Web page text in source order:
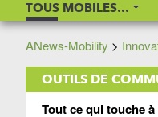
TOUS MOBILES…
ANews-Mobility >
OUTILS DE
Tout ce qui touche